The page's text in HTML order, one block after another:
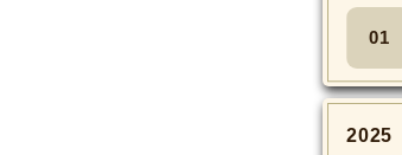
01
2025